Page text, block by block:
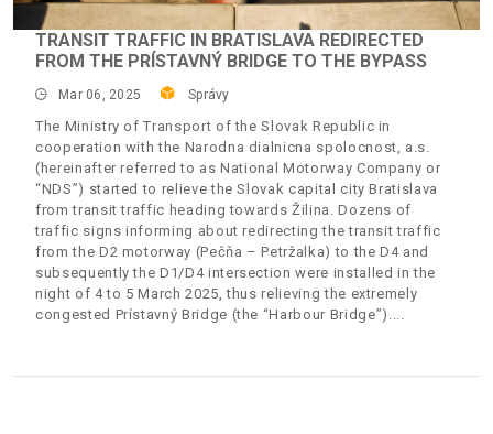
TRANSIT TRAFFIC IN BRATISLAVA REDIRECTED
FROM THE PRÍSTAVNÝ BRIDGE TO THE BYPASS
Mar 06, 2025 Správy
The Ministry of Transport of the Slovak Republic in
cooperation with the Narodna dialnicna spolocnost, a.s.
(hereinafter referred to as National Motorway Company or
“NDS”) started to relieve the Slovak capital city Bratislava
from transit traffic heading towards Žilina. Dozens of
traffic signs informing about redirecting the transit traffic
from the D2 motorway (Pečňa – Petržalka) to the D4 and
subsequently the D1/D4 intersection were installed in the
night of 4 to 5 March 2025, thus relieving the extremely
congested Prístavný Bridge (the “Harbour Bridge”).